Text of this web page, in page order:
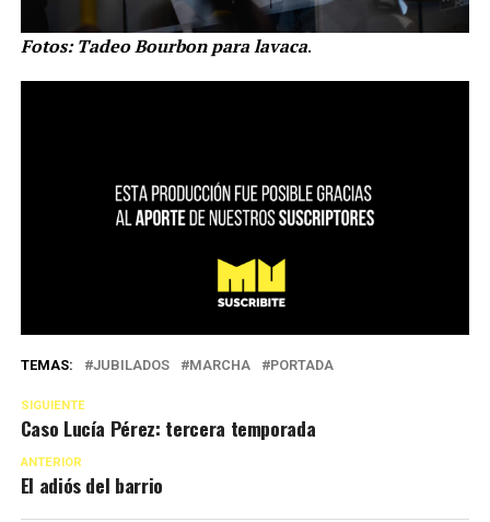
Fotos: Tadeo Bourbon para lavaca.
TEMAS: JUBILADOS MARCHA PORTADA
SIGUIENTE
Caso Lucía Pérez: tercera temporada
ANTERIOR
El adiós del barrio